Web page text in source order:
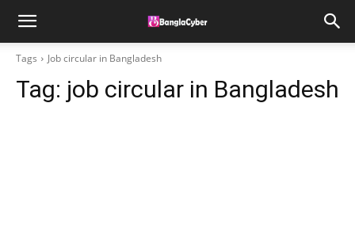
Tags Job circular in Bangladesh
Tag: job circular in Bangladesh